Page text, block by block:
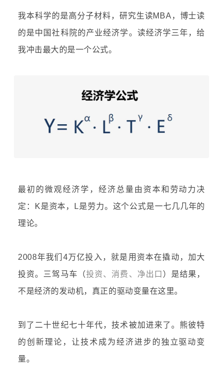
我本科学的是高分子材料，研究生读MBA，博士读
的是中国社科院的产业经济学。读经济学三年，给
我冲击最大的是一个公式。
最初的微观经济学 ，经济总量由资本和劳动力决
定：K是资本，L是劳力。这个公式是一七几几年的
理论。
2008年我们4万亿投入，就是用资本在撬动，加大
投资。 三驾马车 （投资、消费、净出口 ）是结果，
不是经济的发动机，真正的驱动变量在这里。
到了二十世纪七十年代，技术被加进来了。熊彼特
的创新理论，让技术成为经济进步的独立驱动变
量。